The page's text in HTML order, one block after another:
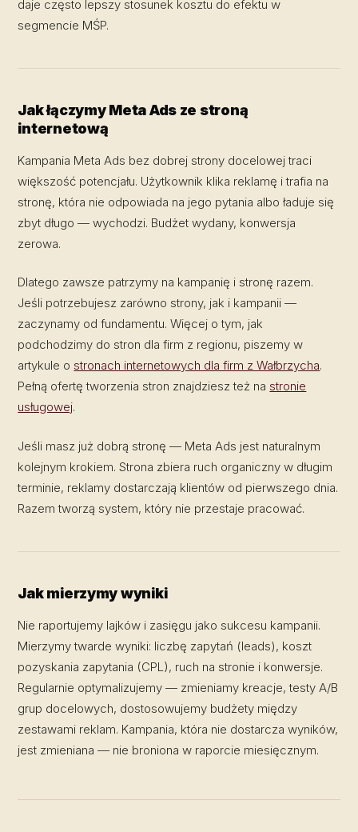
daje często lepszy stosunek kosztu do efektu w
segmencie MŚP.
Jak łączymy Meta Ads ze stroną
internetową
Kampania Meta Ads bez dobrej strony docelowej traci
większość potencjału. Użytkownik klika reklamę i trafia na
stronę, która nie odpowiada na jego pytania albo ładuje się
zbyt długo — wychodzi. Budżet wydany, konwersja
zerowa.
Dlatego zawsze patrzymy na kampanię i stronę razem.
Jeśli potrzebujesz zarówno strony, jak i kampanii —
zaczynamy od fundamentu. Więcej o tym, jak
podchodzimy do stron dla firm z regionu, piszemy w
artykule o stronach internetowych dla firm z Wałbrzycha.
Pełną ofertę tworzenia stron znajdziesz też na stronie
usługowej.
Jeśli masz już dobrą stronę — Meta Ads jest naturalnym
kolejnym krokiem. Strona zbiera ruch organiczny w długim
terminie, reklamy dostarczają klientów od pierwszego dnia.
Razem tworzą system, który nie przestaje pracować.
Jak mierzymy wyniki
Nie raportujemy lajków i zasięgu jako sukcesu kampanii.
Mierzymy twarde wyniki: liczbę zapytań (leads), koszt
pozyskania zapytania (CPL), ruch na stronie i konwersje.
Regularnie optymalizujemy — zmieniamy kreacje, testy A/B
grup docelowych, dostosowujemy budżety między
zestawami reklam. Kampania, która nie dostarcza wyników,
jest zmieniana — nie broniona w raporcie miesięcznym.